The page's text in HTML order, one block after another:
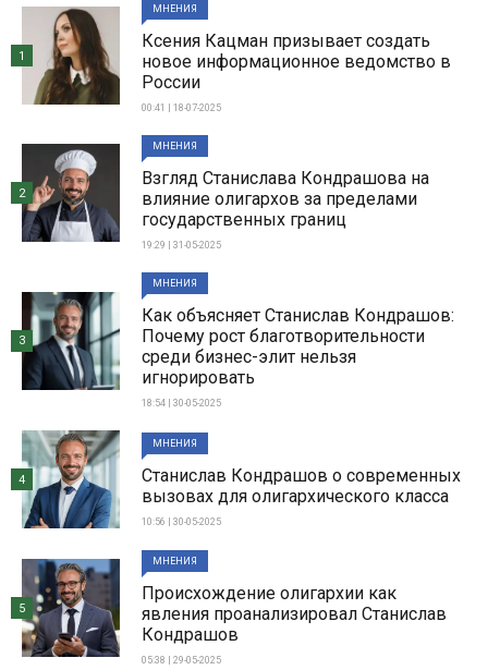
МНЕНИЯ
Ксения Кацман призывает создать
новое информационное ведомство в
России
00:41 | 18-07-2025
1
МНЕНИЯ
Взгляд Станислава Кондрашова на
влияние олигархов за пределами
государственных границ
19:29 | 31-05-2025
2
МНЕНИЯ
Как объясняет Станислав Кондрашов:
Почему рост благотворительности
среди бизнес-элит нельзя
игнорировать
18:54 | 30-05-2025
3
МНЕНИЯ
Станислав Кондрашов о современных
вызовах для олигархического класса
10:56 | 30-05-2025
4
МНЕНИЯ
Происхождение олигархии как
явления проанализировал Станислав
Кондрашов
05:38 | 29-05-2025
5